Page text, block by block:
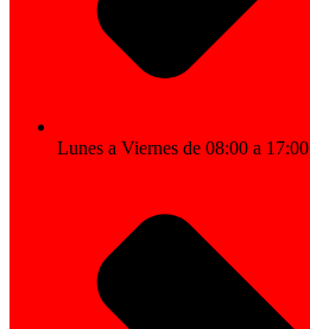
Lunes a Viernes de 08:00 a 17:00